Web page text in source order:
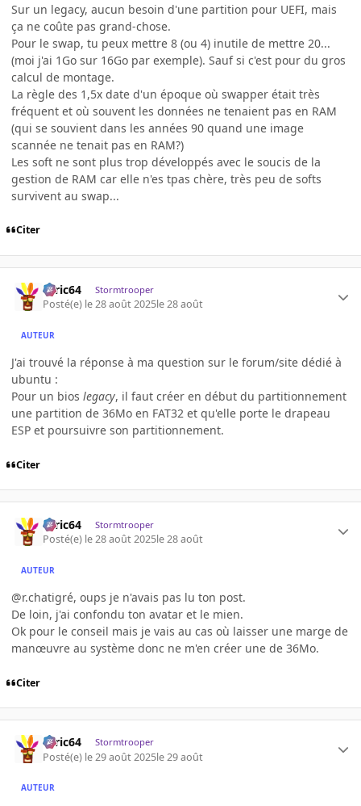
Sur un legacy, aucun besoin d'une partition pour UEFI, mais
ça ne coûte pas grand-chose.
Pour le swap, tu peux mettre 8 (ou 4) inutile de mettre 20...
(moi j'ai 1Go sur 16Go par exemple). Sauf si c'est pour du gros
calcul de montage.
La règle des 1,5x date d'un époque où swapper était très
fréquent et où souvent les données ne tenaient pas en RAM
(qui se souvient dans les années 90 quand une image
scannée ne tenait pas en RAM?)
Les soft ne sont plus trop développés avec le soucis de la
gestion de RAM car elle n'es tpas chère, très peu de softs
survivent au swap...
Citer
ceric64 Stormtrooper
Posté(e) le 28 août 2025le 28 août
AUTEUR
J'ai trouvé la réponse à ma question sur le forum/site dédié à
ubuntu :
Pour un bios legacy, il faut créer en début du partitionnement
une partition de 36Mo en FAT32 et qu'elle porte le drapeau
ESP et poursuivre son partitionnement.
Citer
ceric64 Stormtrooper
Posté(e) le 28 août 2025le 28 août
AUTEUR
@r.chatigré, oups je n'avais pas lu ton post.
De loin, j'ai confondu ton avatar et le mien.
Ok pour le conseil mais je vais au cas où laisser une marge de
manœuvre au système donc ne m'en créer une de 36Mo.
Citer
ceric64 Stormtrooper
Posté(e) le 29 août 2025le 29 août
AUTEUR